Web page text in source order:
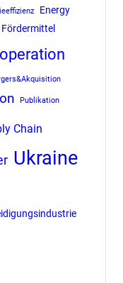
Energy
Fördermittel
Publikation
Chain
Ukraine